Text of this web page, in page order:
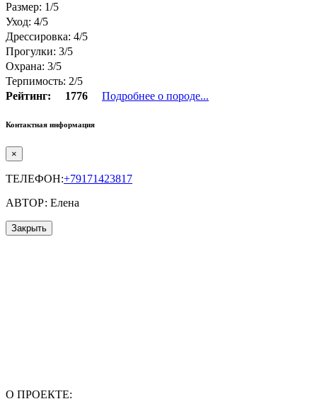
Размер: 1/5
Уход: 4/5
Дрессировка: 4/5
Прогулки: 3/5
Охрана: 3/5
Терпимость: 2/5
Рейтинг:
1776 Подробнее о породе...
Контактная информация
×
ТЕЛЕФОН:+79171423817
АВТОР: Елена
Закрыть
О ПРОЕКТЕ: